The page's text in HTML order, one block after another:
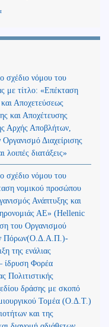
σχέδιο νόμου του
με τίτλο: «Επέκταση
Αποχετεύσεως
και Αποχέτευσης
Αρχής Αποβλήτων,
Διαχείρισης
διατάξεις»
σχέδιο νόμου του
νομικού προσώπου
Ανάπτυξης και
ΑΕ» (Hellenic
του Οργανισμού
Πόρων(Ο.Δ.Α.Π.)-
της ενάλιας
ίδρυση Φορέα
Πολιτιστικής
δράσης με σκοπό
Τομέα (Ο.Δ.Τ.)
και της